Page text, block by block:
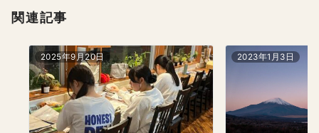
関連記事
2025年9月20日 2023年1月3日